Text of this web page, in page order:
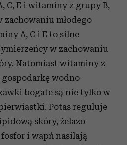
C, E i witaminy z grupy B,
zachowaniu młodego
A, C i E to silne
w zachowaniu
Natomiast witaminy z
gospodarkę wodno-
bogate są nie tylko w
Potas reguluje
skóry, żelazo
i wapń nasilają